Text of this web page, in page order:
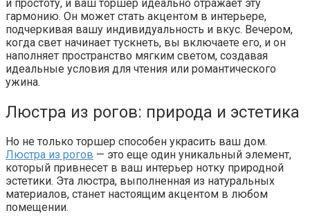
и простоту, и ваш торшер идеально отражает эту
гармонию. Он может стать акцентом в интерьере,
подчеркивая вашу индивидуальность и вкус. Вечером,
когда свет начинает тускнеть, вы включаете его, и он
наполняет пространство мягким светом, создавая
идеальные условия для чтения или романтического
ужина.
Люстра из рогов: природа и эстетика
Но не только торшер способен украсить ваш дом.
Люстра из рогов — это еще один уникальный элемент,
который привнесет в ваш интерьер нотку природной
эстетики. Эта люстра, выполненная из натуральных
материалов, станет настоящим акцентом в любом
помещении.